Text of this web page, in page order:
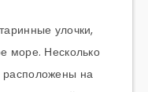
улочки,
море. Несколько
расположены на